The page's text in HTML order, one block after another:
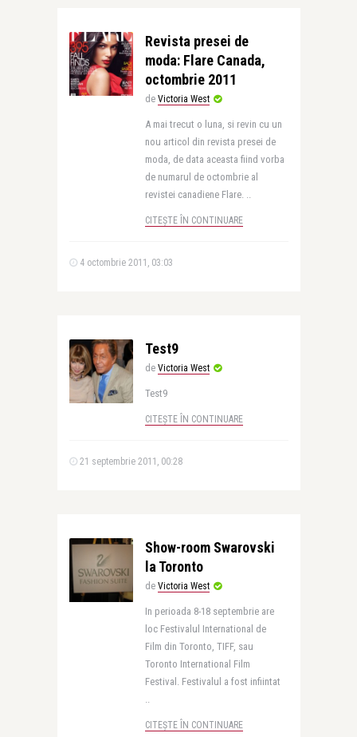
Revista presei de
moda: Flare Canada,
octombrie 2011
de Victoria West
A mai trecut o luna, si revin cu un
nou articol din revista presei de
moda, de data aceasta fiind vorba
de numarul de octombrie al
revistei canadiene Flare. ..
CITEȘTE ÎN CONTINUARE
4 octombrie 2011, 03:03
Test9
de Victoria West
Test9
CITEȘTE ÎN CONTINUARE
21 septembrie 2011, 00:28
Show-room Swarovski
la Toronto
de Victoria West
In perioada 8-18 septembrie are
loc Festivalul International de
Film din Toronto, TIFF, sau
Toronto International Film
Festival. Festivalul a fost infiintat
..
CITEȘTE ÎN CONTINUARE